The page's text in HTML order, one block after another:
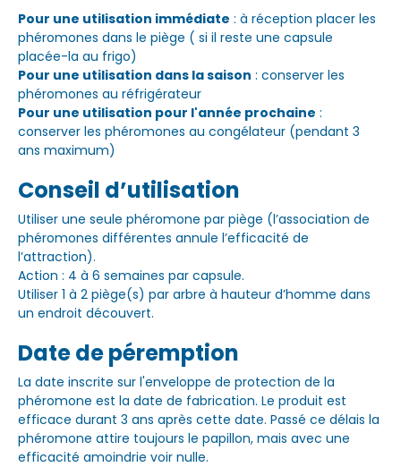
Pour une utilisation immédiate : à réception placer les
phéromones dans le piège ( si il reste une capsule
placée-la au frigo)
Pour une utilisation dans la saison : conserver les
phéromones au réfrigérateur
Pour une utilisation pour l'année prochaine :
conserver les phéromones au congélateur (pendant 3
ans maximum)
Conseil d’utilisation
Utiliser une seule phéromone par piège (l’association de
phéromones différentes annule l’efficacité de
l’attraction).
Action : 4 à 6 semaines par capsule.
Utiliser 1 à 2 piège(s) par arbre à hauteur d’homme dans
un endroit découvert.
Date de péremption
La date inscrite sur l'enveloppe de protection de la
phéromone est la date de fabrication. Le produit est
efficace durant 3 ans après cette date. Passé ce délais la
phéromone attire toujours le papillon, mais avec une
efficacité amoindrie voir nulle.